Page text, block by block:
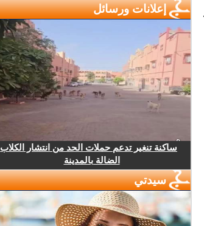
إعلانات ورسائل
ساكنة تنغير تدعم حملات الحد من انتشار الكلاب
الضالة بالمدينة
سيدتي